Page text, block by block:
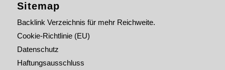
Sitemap
Backlink Verzeichnis für mehr Reichweite.
Cookie-Richtlinie (EU)
Datenschutz
Haftungsausschluss